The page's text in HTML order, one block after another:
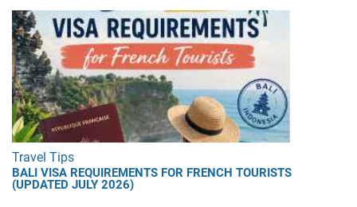
Travel Tips
BALI VISA REQUIREMENTS FOR FRENCH TOURISTS
(UPDATED JULY 2026)